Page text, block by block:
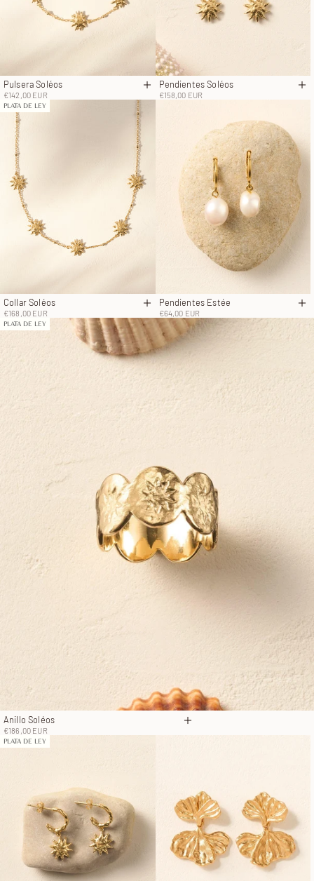
Pulsera Soléos
Precio de oferta
€142,00 EUR Añadir a la cesta
Pendientes Soléos
Precio de oferta
€158,00 EUR
PLATA DE LEY
Collar Soléos
Precio de oferta
€168,00 EUR Añadir a la cesta
Pendientes Estée
Precio de oferta
€64,00 EUR
PLATA DE LEY
Anillo Soléos
Precio de oferta
€186,00 EUR Elige opciones
PLATA DE LEY